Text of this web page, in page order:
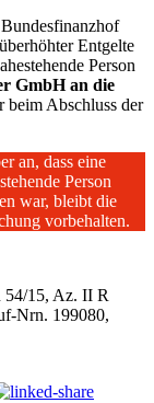
Entgelte
Person
GmbH an die
beim Abschluss der
an, dass eine
Person
war, bleibt die
vorbehalten.
15, Az. II R
Nrn. 199080,